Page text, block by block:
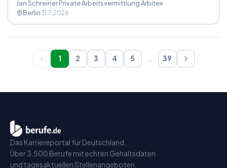
Jan Schreiner Private Arbeitsvermittlung Arbitex
Berlin31.7.2026
1 2 3 4 5 39
Das Karriereportal für Deutschland.
Über 3.500 Berufe mit echten Gehaltsdaten
und tagesaktuellen Stellenangeboten.